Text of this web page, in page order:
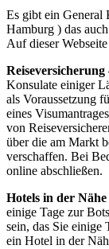
Es gibt ein
Hamburg ) das
Auf dieser
Reiseversicherung
Konsulate einiger
als Voraussetzung
eines
von
über die am Markt
verschaffen. Bei
online abschließen.
Hotels in der
einige Tage zur
sein, das Sie einige
ein Hotel in der